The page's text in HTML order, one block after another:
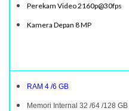
Perekam Video 2160p@30fps
Kamera Depan 8 MP
RAM 4 /6 GB
Memori Internal 32 /64 /128 GB